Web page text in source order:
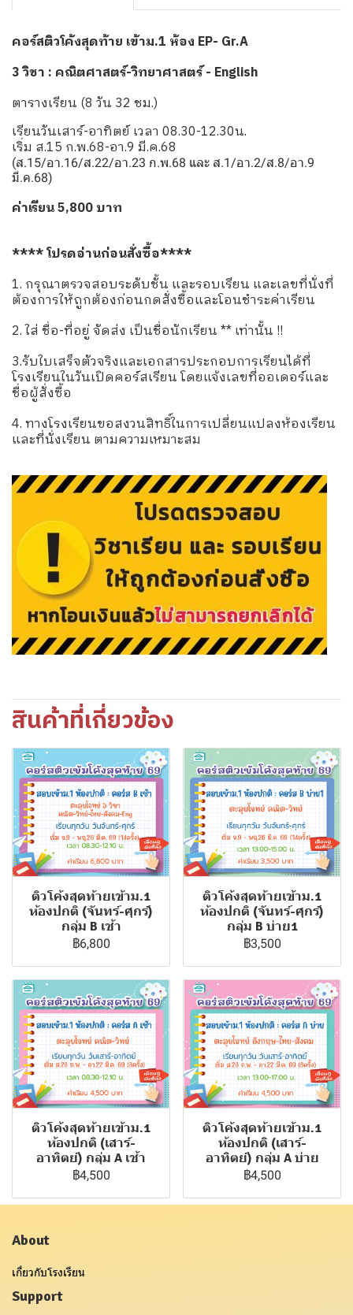
คอร์สติวโค้งสุดท้าย เข้าม.1 ห้อง EP- Gr.A
3 วิชา : คณิตศาสตร์-วิทยาศาสตร์ - English
ตารางเรียน (8 วัน 32 ชม.)
เรียนวันเสาร์-อาทิตย์ เวลา 08.30-12.30น.
เริ่ม ส.15 ก.พ.68-อา.9 มี.ค.68
(ส.15/อา.16/ส.22/อา.23 ก.พ.68 และ ส.1/อา.2/ส.8/อา.9
มี.ค.68)
ค่าเรียน 5,800 บาท
**** โปรดอ่านก่อนสั่งซื้อ****
1. กรุณาตรวจสอบระดับชั้น และรอบเรียน และเลขที่นั่งที่
ต้องการให้ถูกต้องก่อนกดสั่งซื้อและโอนชำระค่าเรียน
2. ใส่ ชื่อ-ที่อยู่ จัดส่ง เป็นชื่อนักเรียน ** เท่านั้น !!
3.รับใบเสร็จตัวจริงและเอกสารประกอบการเรียนได้ที่
โรงเรียนในวันเปิดคอร์สเรียน โดยแจ้งเลขที่ออเดอร์และ
ชื่อผู้สั่งซื้อ
4. ทางโรงเรียนขอสงวนสิทธิ์ในการเปลี่ยนแปลงห้องเรียน
และที่นั่งเรียน ตามความเหมาะสม
สินค้าที่เกี่ยวข้อง
ติวโค้งสุดท้ายเข้าม.1
ห้องปกติ (จันทร์-ศุกร์)
กลุ่ม B เช้า
฿6,800
ติวโค้งสุดท้ายเข้าม.1
ห้องปกติ (จันทร์-ศุกร์)
กลุ่ม B บ่าย1
฿3,500
ติวโค้งสุดท้ายเข้าม.1
ห้องปกติ (เสาร์-
อาทิตย์) กลุ่ม A เช้า
฿4,500
ติวโค้งสุดท้ายเข้าม.1
ห้องปกติ (เสาร์-
อาทิตย์) กลุ่ม A บ่าย
฿4,500
About
เกี่ยวกับโรงเรียน
Support